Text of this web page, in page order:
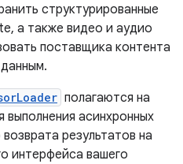
структурированные
а также видео и аудио
поставщика контента
полагаются на
асинхронных
результатов на
интерфейса вашего